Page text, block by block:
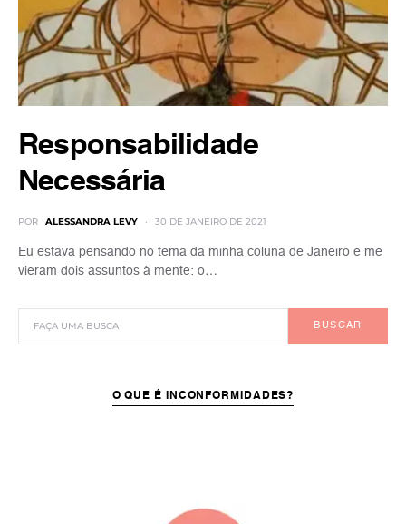
Responsabilidade
Necessária
POR ALESSANDRA LEVY 30 DE JANEIRO DE 2021
Eu estava pensando no tema da minha coluna de Janeiro e me
vieram dois assuntos à mente: o…
BUSCAR
O QUE É INCONFORMIDADES?